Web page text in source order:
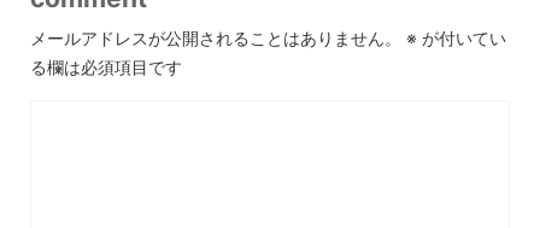
メールアドレスが公開されることはありません。 ※ が付いてい
る欄は必須項目です